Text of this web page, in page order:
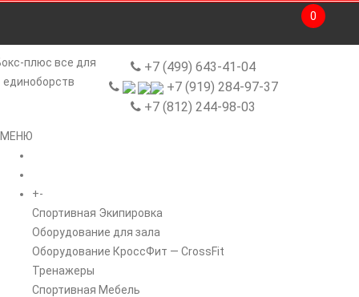
+7 (499) 643-41-04
+7 (919) 284-97-37
+7 (812) 244-98-03
0
МЕНЮ
+-
Спортивная Экипировка
Оборудование для зала
Оборудование КроссФит — CrossFit
Тренажеры
Спортивная Мебель